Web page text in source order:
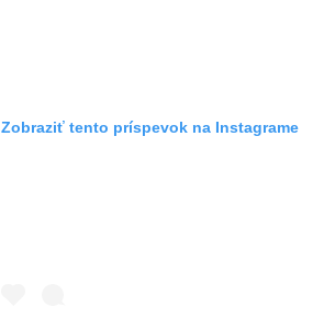
Zobraziť tento príspevok na Instagrame